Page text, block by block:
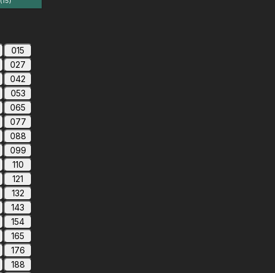
015
027
042
053
065
077
088
099
110
121
132
143
154
165
176
188